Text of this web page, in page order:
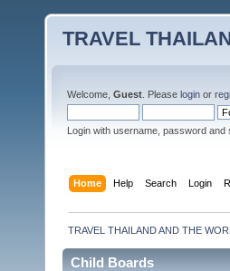
TRAVEL
Welcome, Guest . Please login or
Login with username, password and
Home Help Search Login
TRAVEL THAILAND AND THE
Child Boards